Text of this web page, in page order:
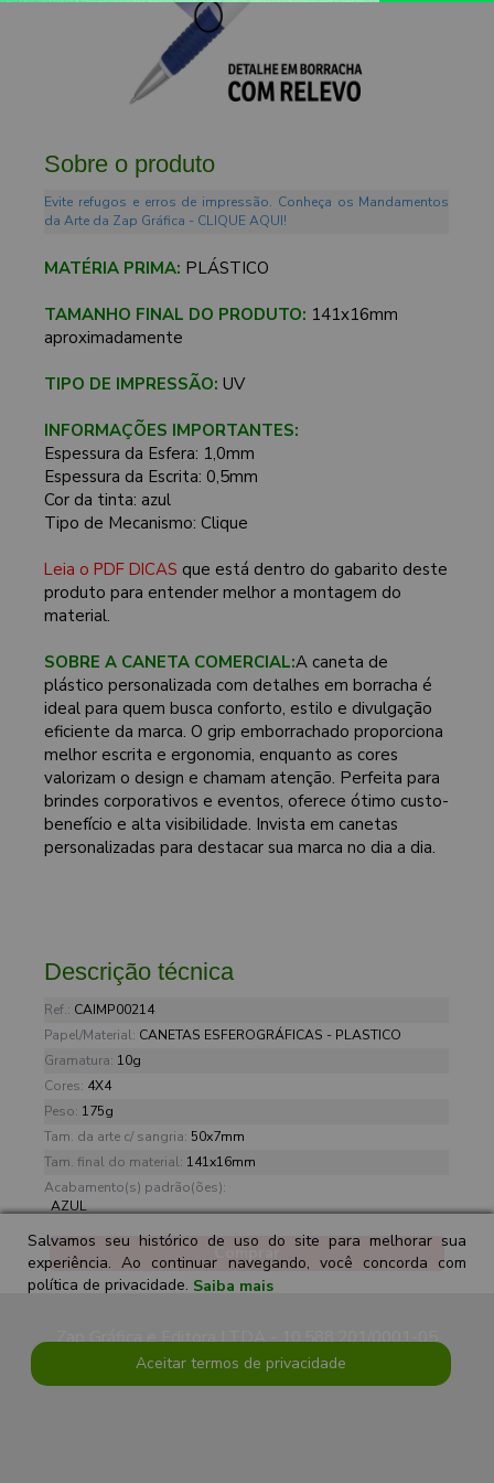
Sobre o produto
Evite refugos e erros de impressão. Conheça os Mandamentos
da Arte da Zap Gráfica - CLIQUE AQUI!
MATÉRIA PRIMA: PLÁSTICO
TAMANHO FINAL DO PRODUTO: 141x16mm
aproximadamente
TIPO DE IMPRESSÃO: UV
INFORMAÇÕES IMPORTANTES:
Espessura da Esfera: 1,0mm
Espessura da Escrita: 0,5mm
Cor da tinta: azul
Tipo de Mecanismo: Clique
Leia o PDF DICAS que está dentro do gabarito deste
produto para entender melhor a montagem do
material.
SOBRE A CANETA COMERCIAL:A caneta de
plástico personalizada com detalhes em borracha é
ideal para quem busca conforto, estilo e divulgação
eficiente da marca. O grip emborrachado proporciona
melhor escrita e ergonomia, enquanto as cores
valorizam o design e chamam atenção. Perfeita para
brindes corporativos e eventos, oferece ótimo custo-
benefício e alta visibilidade. Invista em canetas
personalizadas para destacar sua marca no dia a dia.
Descrição técnica
Ref.: CAIMP00214
Papel/Material: CANETAS ESFEROGRÁFICAS - PLASTICO
Gramatura: 10g
Cores: 4X4
Peso: 175g
Tam. da arte c/ sangria: 50x7mm
Tam. final do material: 141x16mm
Acabamento(s) padrão(ões):
AZUL
Comprar
Zap Gráfica e Editora LTDA - 10.588.201/0001-05
Salvamos seu histórico de uso do site para melhorar sua
experiência. Ao continuar navegando, você concorda com
política de privacidade. Saiba mais
Aceitar termos de privacidade